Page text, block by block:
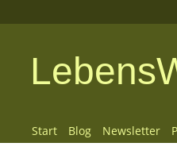
Start Blog Newsletter